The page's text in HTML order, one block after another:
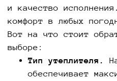
и качество
комфорт в любых
Вот на что стоит
выборе:
Тип утеплителя.
обеспечивает